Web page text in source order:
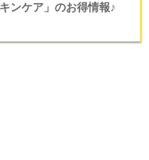
ンケア」のお得情報♪